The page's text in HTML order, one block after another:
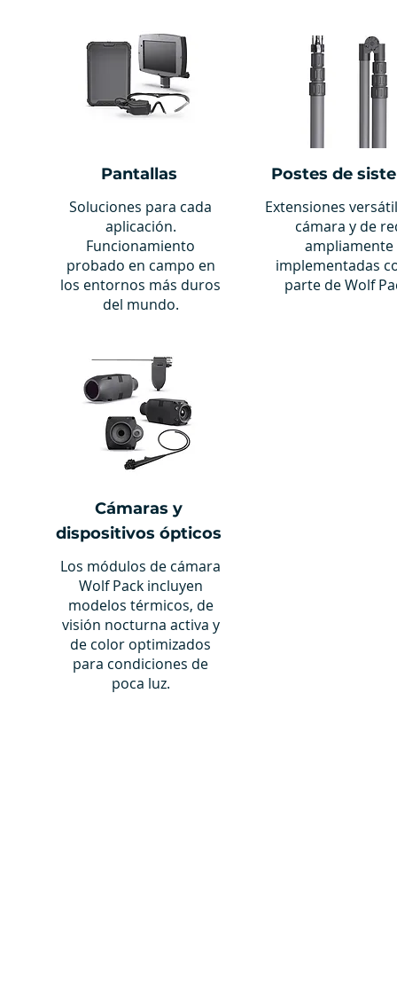
Pantallas
Soluciones para cada
aplicación.
Funcionamiento
probado en campo en
los entornos más duros
del mundo.
Cámaras y
dispositivos ópticos
Los módulos de cámara
Wolf Pack incluyen
modelos térmicos, de
visión nocturna activa y
de color optimizados
para condiciones de
poca luz.
Postes de
Extensiones
cámara y de
ampliamente
implementadas
parte de Wolf